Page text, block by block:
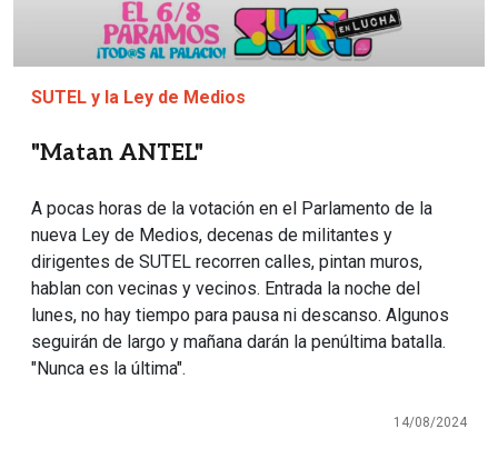
SUTEL y la Ley de Medios
"Matan ANTEL"
A pocas horas de la votación en el Parlamento de la
nueva Ley de Medios, decenas de militantes y
dirigentes de SUTEL recorren calles, pintan muros,
hablan con vecinas y vecinos. Entrada la noche del
lunes, no hay tiempo para pausa ni descanso. Algunos
seguirán de largo y mañana darán la penúltima batalla.
"Nunca es la última".
14/08/2024